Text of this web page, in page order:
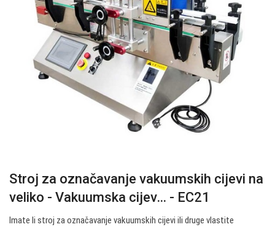
Stroj za označavanje vakuumskih cijevi na
veliko - Vakuumska cijev… - EC21
Imate li stroj za označavanje vakuumskih cijevi ili druge vlastite